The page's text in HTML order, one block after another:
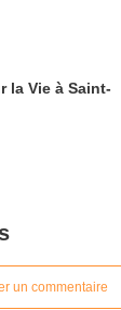
la Vie à Saint-
un commentaire